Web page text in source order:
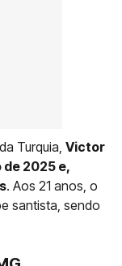
Turquia, Victor
2025 e,
. Aos 21 anos, o
santista, sendo